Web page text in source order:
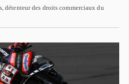
détenteur des droits commerciaux du